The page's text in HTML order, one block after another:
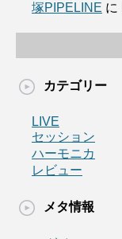
塚PIPELINE に
カテゴリー
LIVE
セッション
ハーモニカ
レビュー
メタ情報